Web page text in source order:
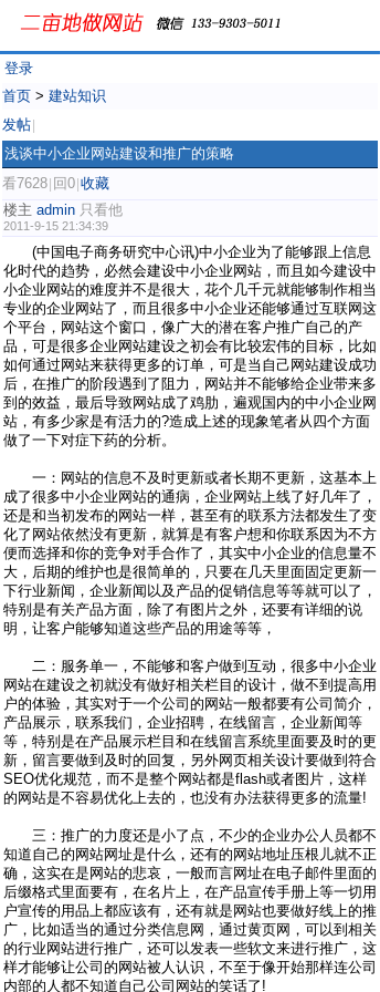
登录
首页 > 建站知识
发帖
浅谈中小企业网站建设和推广的策略
看7628 回0 收藏
楼主 admin 只看他
2011-9-15 21:34:39
(中国电子商务研究中心讯)中小企业为了能够跟上信息
化时代的趋势，必然会建设中小企业网站，而且如今建设中
小企业网站的难度并不是很大，花个几千元就能够制作相当
专业的企业网站了，而且很多中小企业还能够通过互联网这
个平台，网站这个窗口，像广大的潜在客户推广自己的产
品，可是很多企业网站建设之初会有比较宏伟的目标，比如
如何通过网站来获得更多的订单，可是当自己网站建设成功
后，在推广的阶段遇到了阻力，网站并不能够给企业带来多
到的效益，最后导致网站成了鸡肋，遍观国内的中小企业网
站，有多少家是有活力的?造成上述的现象笔者从四个方面
做了一下对症下药的分析。
一：网站的信息不及时更新或者长期不更新，这基本上
成了很多中小企业网站的通病，企业网站上线了好几年了，
还是和当初发布的网站一样，甚至有的联系方法都发生了变
化了网站依然没有更新，就算是有客户想和你联系因为不方
便而选择和你的竞争对手合作了，其实中小企业的信息量不
大，后期的维护也是很简单的，只要在几天里面固定更新一
下行业新闻，企业新闻以及产品的促销信息等等就可以了，
特别是有关产品方面，除了有图片之外，还要有详细的说
明，让客户能够知道这些产品的用途等等，
二：服务单一，不能够和客户做到互动，很多中小企业
网站在建设之初就没有做好相关栏目的设计，做不到提高用
户的体验，其实对于一个公司的网站一般都要有公司简介，
产品展示，联系我们，企业招聘，在线留言，企业新闻等
等，特别是在产品展示栏目和在线留言系统里面要及时的更
新，留言要做到及时的回复，另外网页相关设计要做到符合
SEO优化规范，而不是整个网站都是flash或者图片，这样
的网站是不容易优化上去的，也没有办法获得更多的流量!
三：推广的力度还是小了点，不少的企业办公人员都不
知道自己的网站网址是什么，还有的网站地址压根儿就不正
确，这实在是网站的悲哀，一般而言网址在电子邮件里面的
后缀格式里面要有，在名片上，在产品宣传手册上等一切用
户宣传的用品上都应该有，还有就是网站也要做好线上的推
广，比如适当的通过分类信息网，通过黄页网，可以到相关
的行业网站进行推广，还可以发表一些软文来进行推广，这
样才能够让公司的网站被人认识，不至于像开始那样连公司
内部的人都不知道自己公司网站的笑话了!